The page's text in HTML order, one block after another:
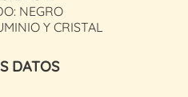
NEGRO
Y CRISTAL
DATOS